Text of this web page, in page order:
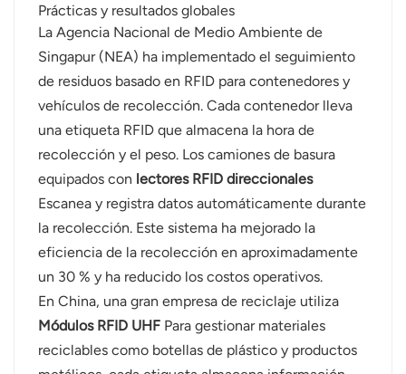
Prácticas y resultados globales
La Agencia Nacional de Medio Ambiente de
Singapur (NEA) ha implementado el seguimiento
de residuos basado en RFID para contenedores y
vehículos de recolección. Cada contenedor lleva
una etiqueta RFID que almacena la hora de
recolección y el peso. Los camiones de basura
equipados con lectores RFID direccionales
Escanea y registra datos automáticamente durante
la recolección. Este sistema ha mejorado la
eficiencia de la recolección en aproximadamente
un 30 % y ha reducido los costos operativos.
En China, una gran empresa de reciclaje utiliza
Módulos RFID UHF Para gestionar materiales
reciclables como botellas de plástico y productos